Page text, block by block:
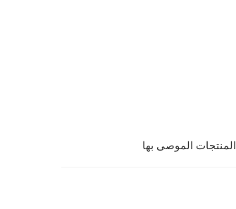
المنتجات الموصى بها